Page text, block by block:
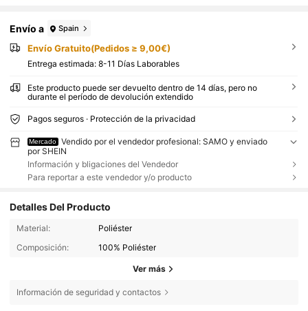
Envío a Spain
Envío Gratuito(Pedidos ≥ 9,00€)
Entrega estimada: 8-11 Días Laborables
Este producto puede ser devuelto dentro de 14 días, pero no
durante el período de devolución extendido
Pagos seguros · Protección de la privacidad
Mercado
Vendido por el vendedor profesional: SAMO y enviado
por SHEIN
Información y bligaciones del Vendedor
Para reportar a este vendedor y/o producto
Detalles Del Producto
Material:
Poliéster
Composición:
100% Poliéster
Ver más
Información de seguridad y contactos